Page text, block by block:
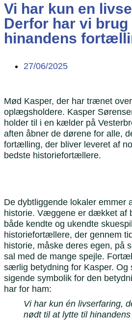
Vi har kun en
Derfor har vi brug
hinandens
27/06/2025
Mød Kasper, der har trænet
oplægsholdere. Kasper
holder til i en kælder på
aften åbner de dørene for alle,
fortælling, der bliver leveret af
bedste historiefortællere.
De dybtliggende lokaler emmer
historie. Væggene er dækket af
både kendte og ukendte
historiefortællere, der gennem
historie, måske deres egen, på
sal med de mange spejle.
særlig betydning for Kasper. Og
sigende symbolik for den
har for ham:
Vi har kun én livserfaring,
nødt til at lytte til